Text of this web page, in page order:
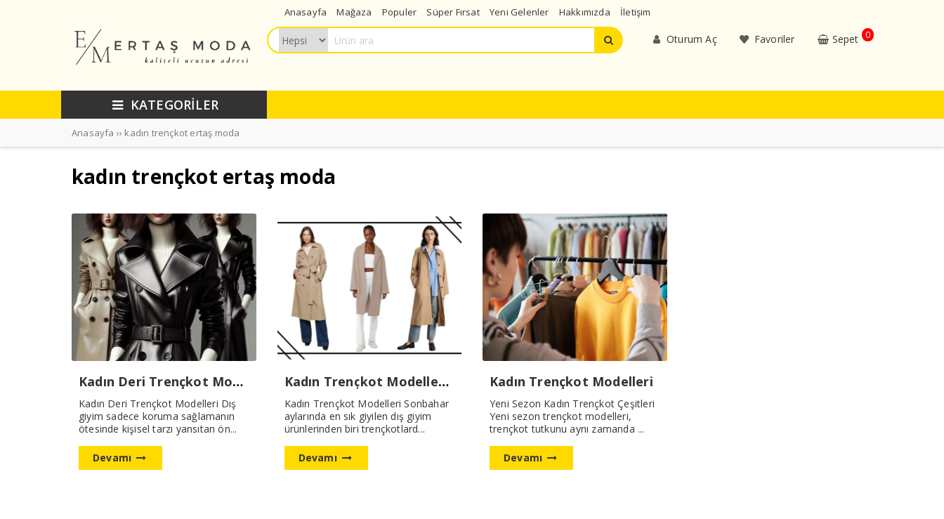
Anasayfa Mağaza Populer Süper Fırsat Yeni Gelenler Hakkımızda İletişim
Oturum Aç Favoriler Sepet 0
KATEGORİLER
Anasayfa ›› kadın trençkot ertaş moda
kadın trençkot ertaş moda
Kadın Deri Trençkot Modellerimiz Yeni Sezon
Kadın Deri Trençkot Modelleri Dış
giyim sadece koruma sağlamanın
ötesinde kişisel tarzı yansıtan ön...
Devamı
Kadın Trençkot Modelleri Nasıl Olmalı
Kadın Trençkot Modelleri Sonbahar
aylarında en sık giyilen dış giyim
ürünlerinden biri trençkotlard...
Devamı
Kadın Trençkot Modelleri
Yeni Sezon Kadın Trençkot Çeşitleri
Yeni sezon trençkot modelleri,
trençkot tutkunu aynı zamanda ...
Devamı